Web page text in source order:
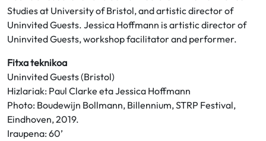
Studies at University of Bristol, and artistic director of
Uninvited Guests. Jessica Hoffmann is artistic director of
Uninvited Guests, workshop facilitator and performer.
Fitxa teknikoa
Uninvited Guests (Bristol)
Hizlariak: Paul Clarke eta Jessica Hoffmann
Photo: Boudewijn Bollmann, Billennium, STRP Festival,
Eindhoven, 2019.
Iraupena: 60’